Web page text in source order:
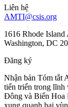
Liên hệ
AMTI@csis.org
1616 Rhode
Washington, DC
Đăng ký
Nhận bản Tóm tắt
tiến triển trong lĩnh
Đông và Biển Hoa
xung quanh hai